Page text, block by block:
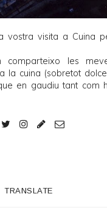
vostra visita a Cuina
comparteixo les
la cuina (sobretot
en gaudiu tant com
TRANSLATE